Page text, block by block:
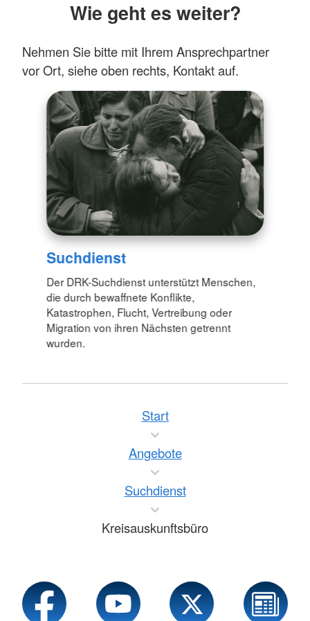
Wie geht es weiter?
Nehmen Sie bitte mit Ihrem Ansprechpartner
vor Ort, siehe oben rechts, Kontakt auf.
Suchdienst
Der DRK-Suchdienst unterstützt Menschen,
die durch bewaffnete Konflikte,
Katastrophen, Flucht, Vertreibung oder
Migration von ihren Nächsten getrennt
wurden.
Start
Angebote
Suchdienst
Kreisauskunftsbüro